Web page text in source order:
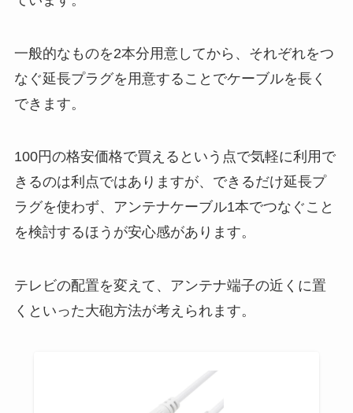
一般的なものを2本分用意してから、それぞれをつ
なぐ延長プラグを用意することでケーブルを長く
できます。
100円の格安価格で買えるという点で気軽に利用で
きるのは利点ではありますが、できるだけ延長プ
ラグを使わず、アンテナケーブル1本でつなぐこと
を検討するほうが安心感があります。
テレビの配置を変えて、アンテナ端子の近くに置
くといった大砲方法が考えられます。